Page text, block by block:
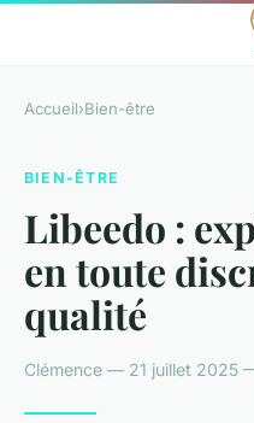
Accueil›Bien-être
BIEN-ÊTRE
Libeedo :
en toute
qualité
Clémence — 21 juillet 2025